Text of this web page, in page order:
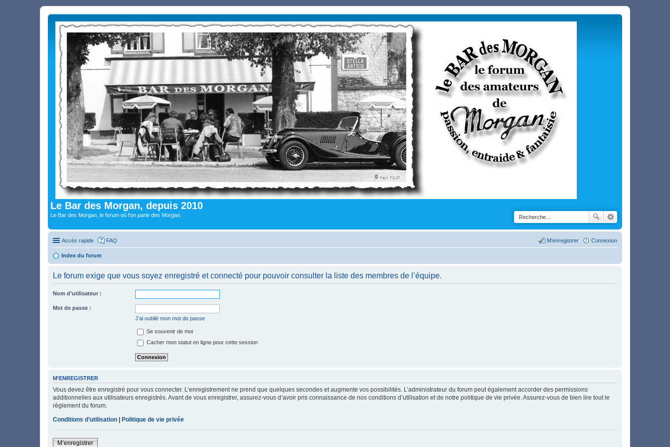
Le Bar des Morgan, depuis 2010
Le Bar des Morgan, le forum où l'on parle des Morgan.
Accès rapide FAQ Connexion
M’enregistrer
Index du forum
Le forum exige que vous soyez enregistré et connecté pour pouvoir consulter la liste des membres de l’équipe.
Nom d’utilisateur :
Mot de passe :
J’ai oublié mon mot de passe
Se souvenir de moi
Cacher mon statut en ligne pour cette session
M’ENREGISTRER
Vous devez être enregistré pour vous connecter. L’enregistrement ne prend que quelques secondes et augmente vos possibilités. L’administrateur du forum peut également accorder des permissions
additionnelles aux utilisateurs enregistrés. Avant de vous enregistrer, assurez-vous d’avoir pris connaissance de nos conditions d’utilisation et de notre politique de vie privée. Assurez-vous de bien lire tout le
règlement du forum.
Conditions d’utilisation
Politique de vie privée
M’enregistrer